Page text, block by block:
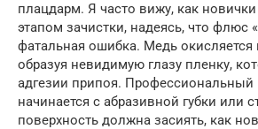
плацдарм. Я часто вижу, как
этапом зачистки, надеясь, что флюс
фатальная ошибка. Медь окисляется
образуя невидимую глазу пленку,
адгезии припоя.
начинается с абразивной губки или
поверхность должна засиять, как